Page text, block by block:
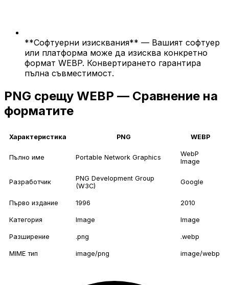
**Софтуерни изисквания** — Вашият софтуер
или платформа може да изисква конкретно
формат WEBP. Конвертирането гарантира
пълна съвместимост.
PNG срещу WEBP — Сравнение на
форматите
Характеристика PNG WEBP
Пълно име Portable Network Graphics
WebP
Image
Разработчик
PNG Development Group
(W3C)
Google
Първо издание 1996 2010
Категория Image Image
Разширение .png .webp
MIME тип image/png image/webp